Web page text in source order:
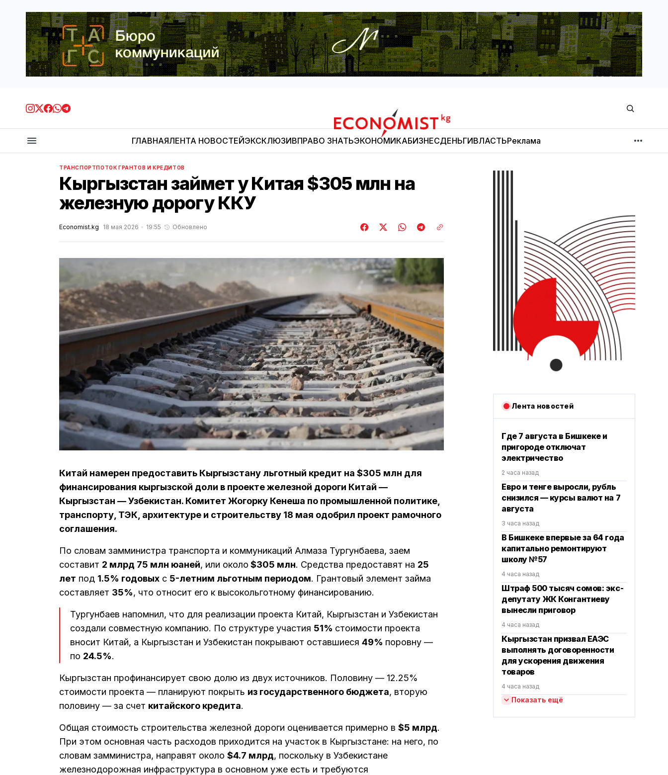
Economist.kg
ГЛАВНАЯЛЕНТА НОВОСТЕЙЭКСКЛЮЗИВПРАВО ЗНАТЬЭКОНОМИКАБИЗНЕСДЕНЬГИВЛАСТЬРеклама
МНЕНИЕ
ТРАНСПОРТПОТОК ГРАНТОВ И КРЕДИТОВ
Кыргызстан займет у Китая $305 млн на
железную дорогу ККУ
Economist.kg 18 мая 2026 19:55 Обновлено
Китай намерен предоставить Кыргызстану льготный кредит на $305 млн для
финансирования кыргызской доли в проекте железной дороги Китай —
Кыргызстан — Узбекистан. Комитет Жогорку Кенеша по промышленной политике,
транспорту, ТЭК, архитектуре и строительству 18 мая одобрил проект рамочного
соглашения.
По словам замминистра транспорта и коммуникаций Алмаза Тургунбаева, заем
составит 2 млрд 75 млн юаней, или около $305 млн. Средства предоставят на 25
лет под 1.5% годовых с 5-летним льготным периодом. Грантовый элемент займа
составляет 35%, что относит его к высокольготному финансированию.
Тургунбаев напомнил, что для реализации проекта Китай, Кыргызстан и Узбекистан
создали совместную компанию. По структуре участия 51% стоимости проекта
вносит Китай, а Кыргызстан и Узбекистан покрывают оставшиеся 49% поровну —
по 24.5%.
Кыргызстан профинансирует свою долю из двух источников. Половину — 12.25%
стоимости проекта — планируют покрыть из государственного бюджета, вторую
половину — за счет китайского кредита.
Общая стоимость строительства железной дороги оценивается примерно в $5 млрд.
При этом основная часть расходов приходится на участок в Кыргызстане: на него, по
словам замминистра, направят около $4.7 млрд, поскольку в Узбекистане
железнодорожная инфраструктура в основном уже есть и требуются
Лента новостей
Где 7 августа в Бишкеке и
пригороде отключат
электричество
2 часа назад
Евро и тенге выросли, рубль
снизился — курсы валют на 7
августа
3 часа назад
В Бишкеке впервые за 64 года
капитально ремонтируют
школу №57
4 часа назад
Штраф 500 тысяч сомов: экс-
депутату ЖК Конгантиеву
вынесли приговор
4 часа назад
Кыргызстан призвал ЕАЭС
выполнять договоренности
для ускорения движения
товаров
4 часа назад
Показать ещё